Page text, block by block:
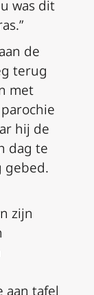
was dit
de
terug
met
hij de
dag te
gebed.
zijn
aan tafel